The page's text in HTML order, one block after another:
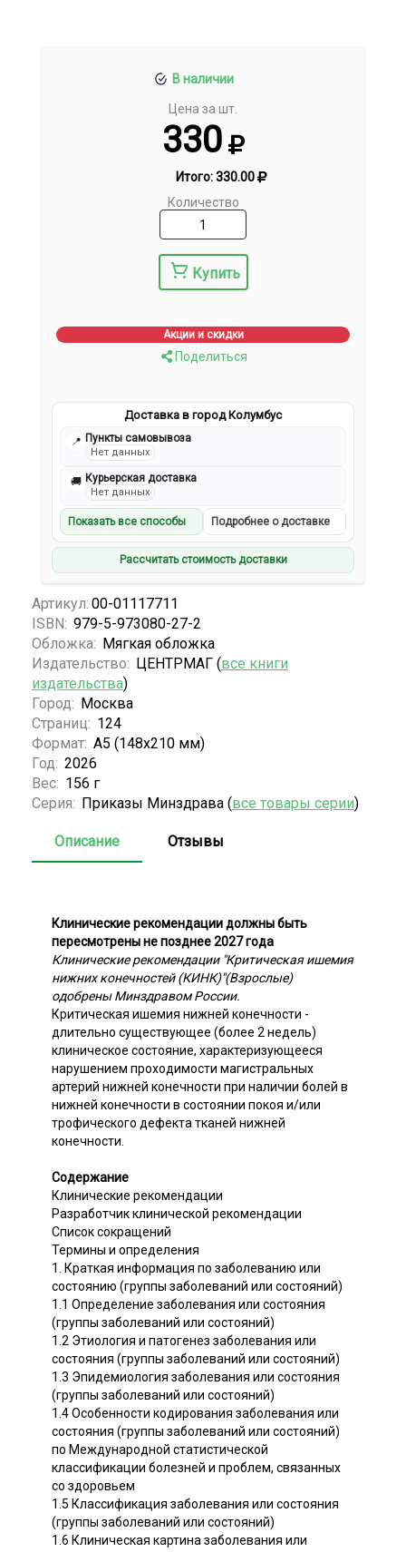
В наличии
Цена за шт.
330
Итого:330.00
Количество
Купить
Акции и скидки
Поделиться
Доставка в город Колумбус
📍 Пункты самовывоза
Нет данных
🚚 Курьерская доставка
Нет данных
Показать все способы Подробнее о доставке
Рассчитать стоимость доставки
Артикул: 00-01117711
ISBN: 979-5-973080-27-2
Обложка: Мягкая обложка
Издательство: ЦЕНТРМАГ (все книги
издательства)
Город: Москва
Страниц: 124
Формат: А5 (148х210 мм)
Год: 2026
Вес: 156 г
Серия: Приказы Минздрава (все товары серии)
Описание Отзывы
Клинические рекомендации должны быть
пересмотрены не позднее 2027 года
Клинические рекомендации "Критическая ишемия
нижних конечностей (КИНК)"(Взрослые)
одобрены Минздравом России.
Критическая ишемия нижней конечности -
длительно существующее (более 2 недель)
клиническое состояние, характеризующееся
нарушением проходимости магистральных
артерий нижней конечности при наличии болей в
нижней конечности в состоянии покоя и/или
трофического дефекта тканей нижней
конечности.
Содержание
Клинические рекомендации
Разработчик клинической рекомендации
Список сокращений
Термины и определения
1. Краткая информация по заболеванию или
состоянию (группы заболеваний или состояний)
1.1 Определение заболевания или состояния
(группы заболеваний или состояний)
1.2 Этиология и патогенез заболевания или
состояния (группы заболеваний или состояний)
1.3 Эпидемиология заболевания или состояния
(группы заболеваний или состояний)
1.4 Особенности кодирования заболевания или
состояния (группы заболеваний или состояний)
по Международной статистической
классификации болезней и проблем, связанных
со здоровьем
1.5 Классификация заболевания или состояния
(группы заболеваний или состояний)
1.6 Клиническая картина заболевания или